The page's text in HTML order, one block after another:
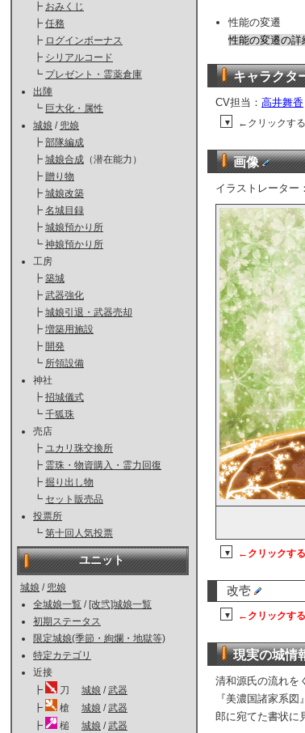
┣ おみくじ
┣ 任務
┣ ログインボーナス
┣ シリアルコード
┗ プレゼント・霊薬倉庫
出陣
┗ 巨大化・属性
城娘 / 兜娘
┣ 部隊編成
┣ 城娘合成 （潜在能力）
┣ 贈り物
┣ 城娘改築
┣ 名城目録
┣ 城娘預かり所
┗ 神娘預かり所
工房
┣ 築城
┣ 武器強化
┣ 城娘引退・武器売却
┣ 増築用施設
┣ 開発
┗ 所領設備
神社
┣ 招城儀式
┗ 千狐珠
売店
┣ ユカリ珠交換所
┣ 霊珠・物資購入・霊力回復
┣ 掘り出し物
┗ セット販売品
投票所
┗ 第十回人気投票
ユニット
城娘 / 兜娘
全城娘一覧 / [改弐]城娘一覧
初期ステータス
限定城娘(季節・絢爛・地獄等)
特定カテゴリ
近接
┣
刀 城娘 /武器
┣
槍 城娘 /武器
┣
槌 城娘 /武器
性能の変遷
性能の変遷の詳
キャラクタ
CV担当： 高井舞香
▼ ←クリックす
画像
イラストレーター：
▼ ←クリックす
改壱
▼ ←クリックす
現実の城情
清和源氏の流れを
『美濃国諸家系
郎に宛てた書状に